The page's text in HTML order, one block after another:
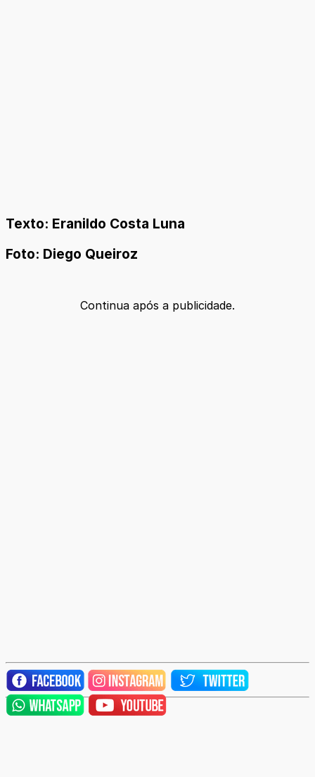
Texto: Eranildo Costa Luna
Foto: Diego Queiroz
Continua após a publicidade.